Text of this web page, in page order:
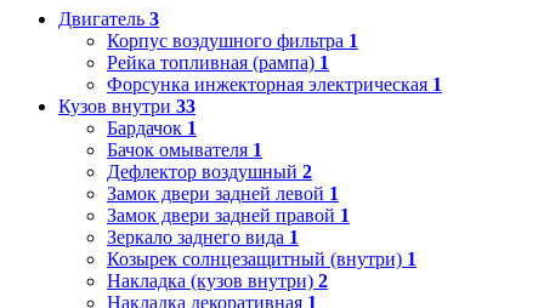
Двигатель 3
Корпус воздушного фильтра 1
Рейка топливная (рампа) 1
Форсунка инжекторная электрическая 1
Кузов внутри 33
Бардачок 1
Бачок омывателя 1
Дефлектор воздушный 2
Замок двери задней левой 1
Замок двери задней правой 1
Зеркало заднего вида 1
Козырек солнцезащитный (внутри) 1
Накладка (кузов внутри) 2
Накладка декоративная 1